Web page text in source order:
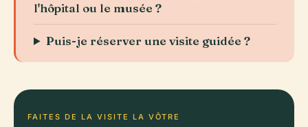
l'hôpital ou le musée ?
Puis-je réserver une visite guidée ?
FAITES DE LA VISITE LA VÔTRE